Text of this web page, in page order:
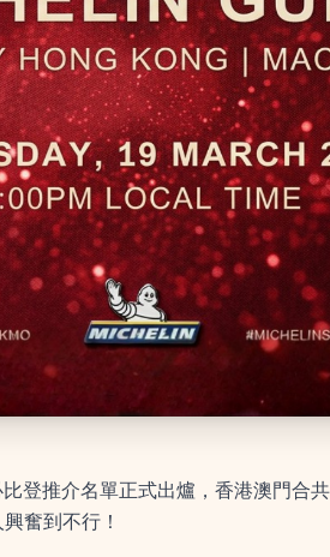
推介名單正式出爐，香港澳門合
奮到不行！